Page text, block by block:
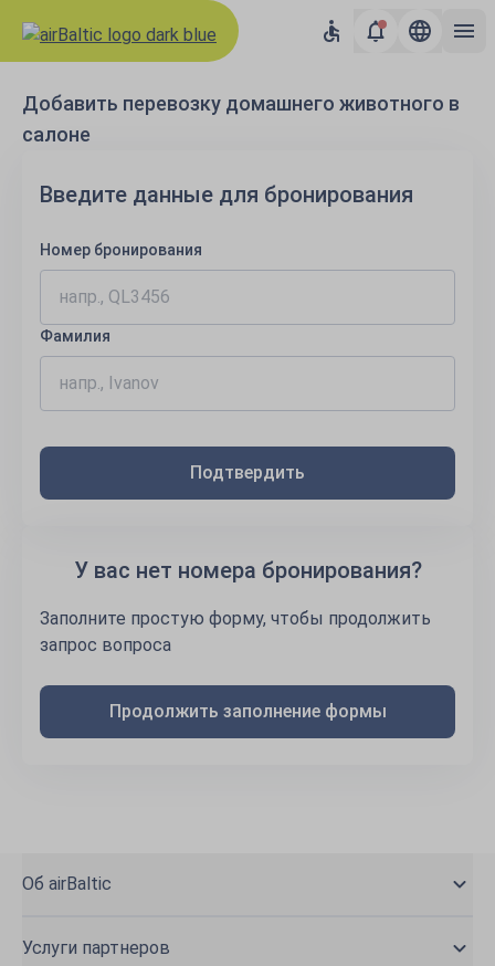
Добавить перевозку домашнего животного в
салоне
Введите данные для бронирования
Номер бронирования
Фамилия
Подтвердить
У вас нет номера бронирования?
Заполните простую форму, чтобы продолжить
запрос вопроса
Продолжить заполнение формы
Об airBaltic
Услуги партнеров